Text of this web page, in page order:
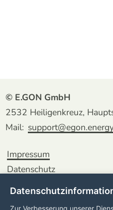
© E.GON GmbH
2532 Heiligenkreuz,
Mail:
Impressum
Datenschutz
Zur Verbesserung unserer